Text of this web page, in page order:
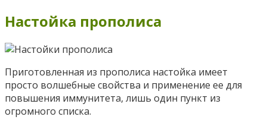
Настойка прополиса
Приготовленная из прополиса настойка имеет
просто волшебные свойства и применение ее для
повышения иммунитета, лишь один пункт из
огромного списка.